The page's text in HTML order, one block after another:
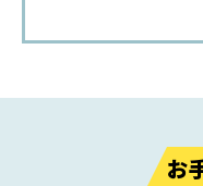
お